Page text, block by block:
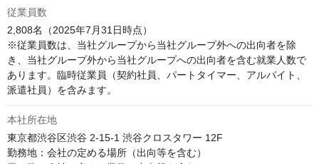
従業員数
2,808名（2025年7月31日時点）
※従業員数は、当社グループから当社グループ外への出向者を除
き、当社グループ外から当社グループへの出向者を含む就業人数で
あります。臨時従業員（契約社員、パートタイマー、アルバイト、
派遣社員）を含みます。
本社所在地
東京都渋谷区渋谷 2-15-1 渋谷クロスタワー 12F
勤務地：会社の定める場所（出向等を含む）